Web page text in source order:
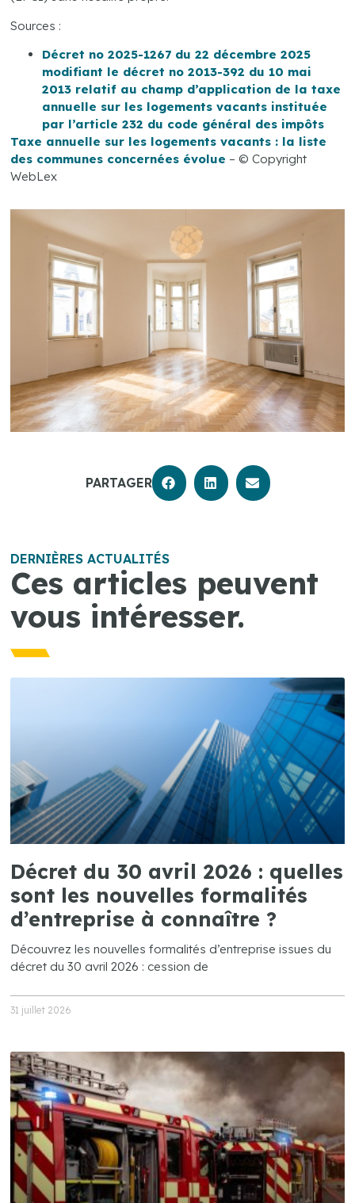
Sources :
Décret no 2025-1267 du 22 décembre 2025
modifiant le décret no 2013-392 du 10 mai
2013 relatif au champ d’application de la taxe
annuelle sur les logements vacants instituée
par l’article 232 du code général des impôts
Taxe annuelle sur les logements vacants : la liste
des communes concernées évolue – © Copyright
WebLex
PARTAGER
DERNIÈRES ACTUALITÉS
Ces articles peuvent
vous intéresser.
Décret du 30 avril 2026 : quelles
sont les nouvelles formalités
d’entreprise à connaître ?
Découvrez les nouvelles formalités d’entreprise issues du
décret du 30 avril 2026 : cession de
31 juillet 2026